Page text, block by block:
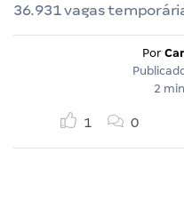
36.931 vagas
Por
2
1 0